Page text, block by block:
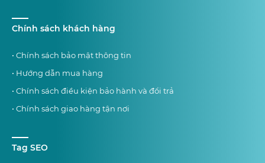
Chính sách khách hàng
• Chính sách bảo mật thông tin
• Hướng dẫn mua hàng
• Chính sách điều kiện bảo hành và đổi trả
• Chính sách giao hàng tận nơi
Tag SEO